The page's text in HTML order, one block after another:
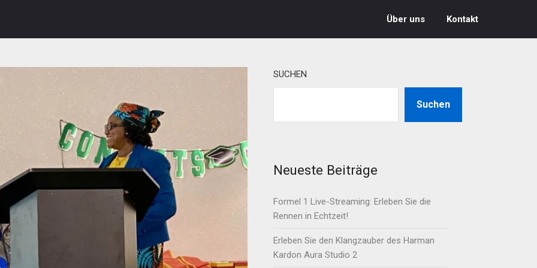
Über uns Kontakt
SUCHEN
Suchen
Neueste Beiträge
Formel 1 Live-Streaming: Erleben Sie die
Rennen in Echtzeit!
Erleben Sie den Klangzauber des Harman
Kardon Aura Studio 2